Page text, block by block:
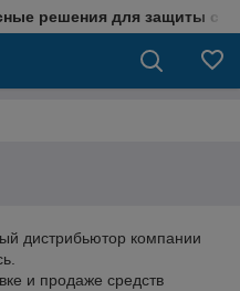
решения для защиты
дистрибьютор компании
и продаже средств